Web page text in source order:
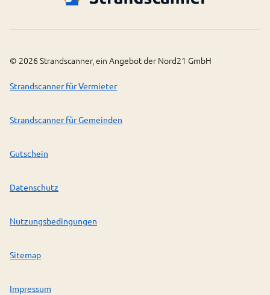
© 2026 Strandscanner, ein Angebot der Nord21 GmbH
Strandscanner für Vermieter
Strandscanner für Gemeinden
Gutschein
Datenschutz
Nutzungsbedingungen
Sitemap
Impressum